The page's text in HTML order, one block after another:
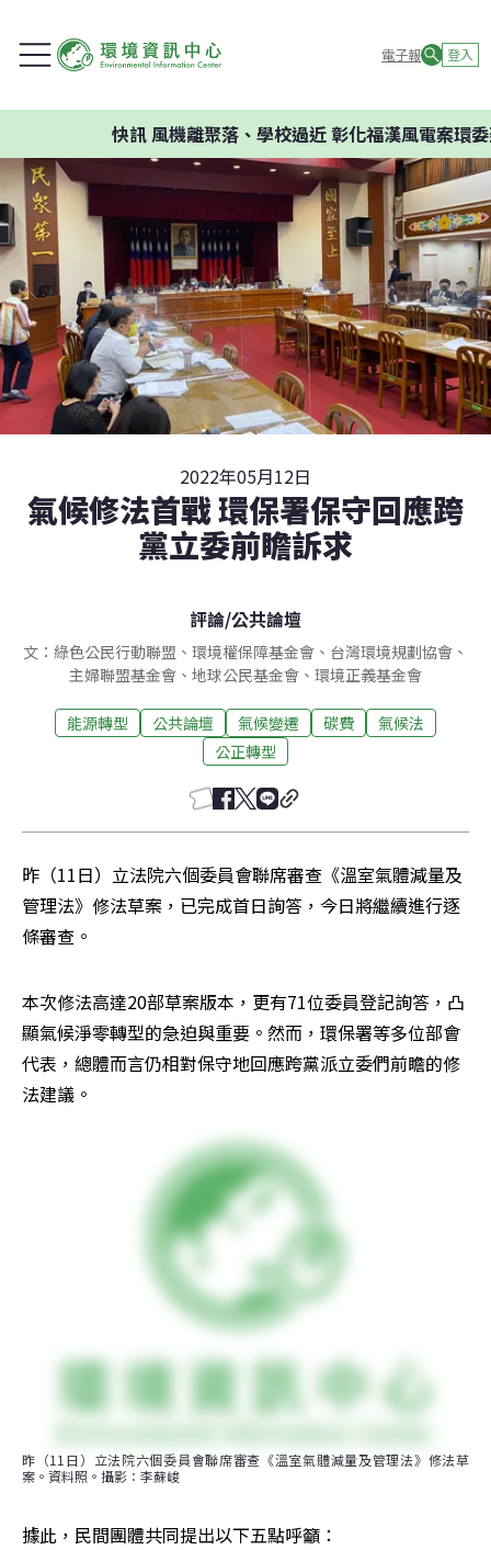
電子報 登入
風機離聚落、學校過近 彰化福漢風電案環委建議
2022年05月12日
氣候修法首戰 環保署保守回應跨
黨立委前瞻訴求
評論/公共論壇
文：綠色公民行動聯盟、環境權保障基金會、台灣環境規劃協會、
主婦聯盟基金會、地球公民基金會、環境正義基金會
能源轉型 公共論壇 氣候變遷 碳費
氣候法
公正轉型
昨（11日）立法院六個委員會聯席審查《溫室氣體減量及
管理法》修法草案，已完成首日詢答，今日將繼續進行逐
條審查。
本次修法高達20部草案版本，更有71位委員登記詢答，凸
顯氣候淨零轉型的急迫與重要。然而，環保署等多位部會
代表，總體而言仍相對保守地回應跨黨派立委們前瞻的修
法建議。
昨（11日）立法院六個委員會聯席審查《溫室氣體減量及管理法》修法草
案。資料照。攝影：李蘇峻
據此，民間團體共同提出以下五點呼籲：